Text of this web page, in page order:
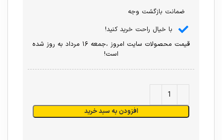
ضمانت بازگشت وجه
با خیال راحت خرید کنید!
قیمت محصولات سایت امروز ،جمعه ۱۶ مرداد به روز شده
است!
افزودن به سبد خرید